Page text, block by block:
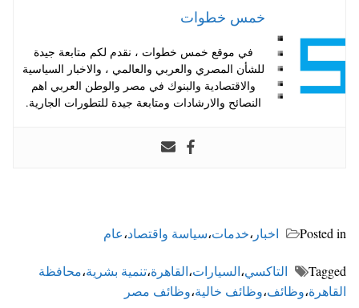
خمس خطوات
في موقع خمس خطوات ، نقدم لكم متابعة جيدة
للشأن المصري والعربي والعالمي ، والاخبار السياسية
والاقتصادية والبنوك في مصر والوطن العربي اهم
النصائح والارشادات ومتابعة جيدة للتطورات الجارية.
Posted in اخبار ،خدمات،سياسة واقتصاد،عام
Tagged التاكسي،السيارات،القاهرة،تنمية بشرية،محافظة
القاهرة،وظائف،وظائف خالية،وظائف مصر